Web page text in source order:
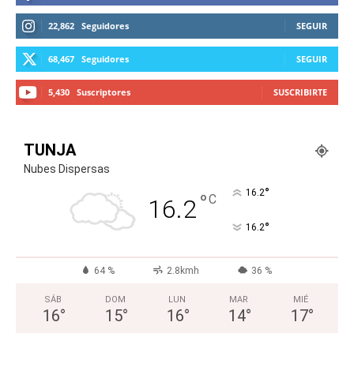
22,862 Seguidores SEGUIR
68,467 Seguidores SEGUIR
5,430 Suscriptores SUSCRIBIRTE
TUNJA
Nubes Dispersas
16.2°C 16.2°
16.2°
64 % 2.8kmh 36 %
SÁB
16°
DOM
15°
LUN
16°
MAR
14°
MIÉ
17°